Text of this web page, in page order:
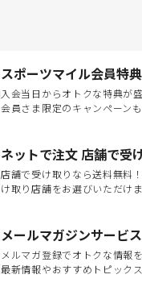
スポーツマイル会員特典
入会当日からオトクな特典が
会員さま限定のキャンペーン
ネットで注文 店舗で受
店舗で受け取りなら送料無料
け取り店舗をお選びいただけま
メールマガジンサービス
メルマガ登録でオトクな情報
最新情報やおすすめトピック